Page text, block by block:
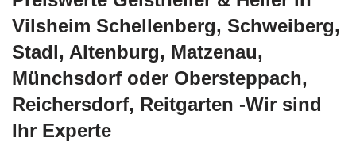
Vilsheim Schellenberg, Schweiberg,
Stadl, Altenburg, Matzenau,
Münchsdorf oder Obersteppach,
Reichersdorf, Reitgarten -Wir sind
Ihr Experte